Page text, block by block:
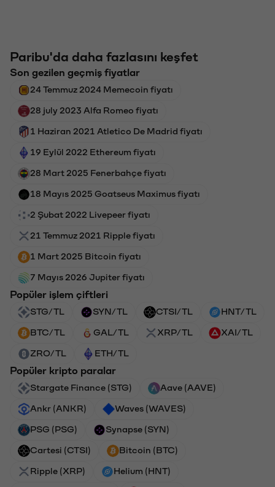
Paribu'da daha fazlasını keşfet
Son gezilen geçmiş fiyatlar
24 Temmuz 2024 Memecoin fiyatı
28 july 2023 Alfa Romeo fiyatı
1 Haziran 2021 Atletico De Madrid fiyatı
19 Eylül 2022 Ethereum fiyatı
28 Mart 2025 Fenerbahçe fiyatı
18 Mayıs 2025 Goatseus Maximus fiyatı
2 Şubat 2022 Livepeer fiyatı
21 Temmuz 2021 Ripple fiyatı
1 Mart 2025 Bitcoin fiyatı
7 Mayıs 2026 Jupiter fiyatı
Popüler işlem çiftleri
STG/TL SYN/TL CTSI/TL HNT/TL
BTC/TL GAL/TL XRP/TL XAI/TL
ZRO/TL ETH/TL
Popüler kripto paralar
Stargate Finance (STG) Aave (AAVE)
Ankr (ANKR) Waves (WAVES)
PSG (PSG) Synapse (SYN)
Cartesi (CTSI) Bitcoin (BTC)
Ripple (XRP) Helium (HNT)